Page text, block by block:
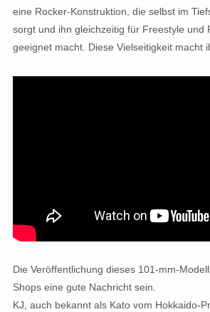
eine Rocker-Konstruktion, die selbst im
sorgt und ihn gleichzeitig für Freestyle und
geeignet macht. Diese Vielseitigkeit macht
Die Veröffentlichung dieses 101-mm-
Shops eine gute Nachricht sein.
KJ, auch bekannt als Kato vom Hokkaido-